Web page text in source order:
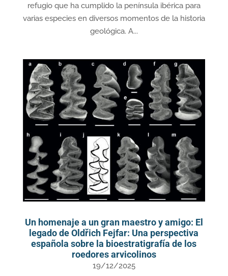
refugio que ha cumplido la península ibérica para
varias especies en diversos momentos de la historia
geológica. A...
Un homenaje a un gran maestro y amigo: El
legado de Oldřich Fejfar: Una perspectiva
española sobre la bioestratigrafía de los
roedores arvicolinos
19/12/2025